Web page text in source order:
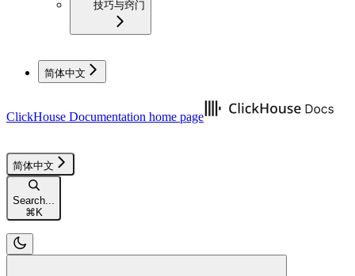
技巧与窍门
简体中文
ClickHouse Documentation home page
简体中文
Search...
⌘ K